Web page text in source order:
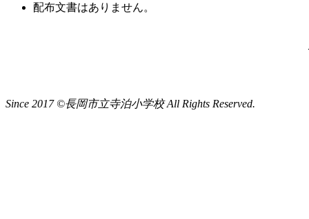
配布文書はありません。
Since 2017 ©長岡市立寺泊小学校 All Rights Reserved.